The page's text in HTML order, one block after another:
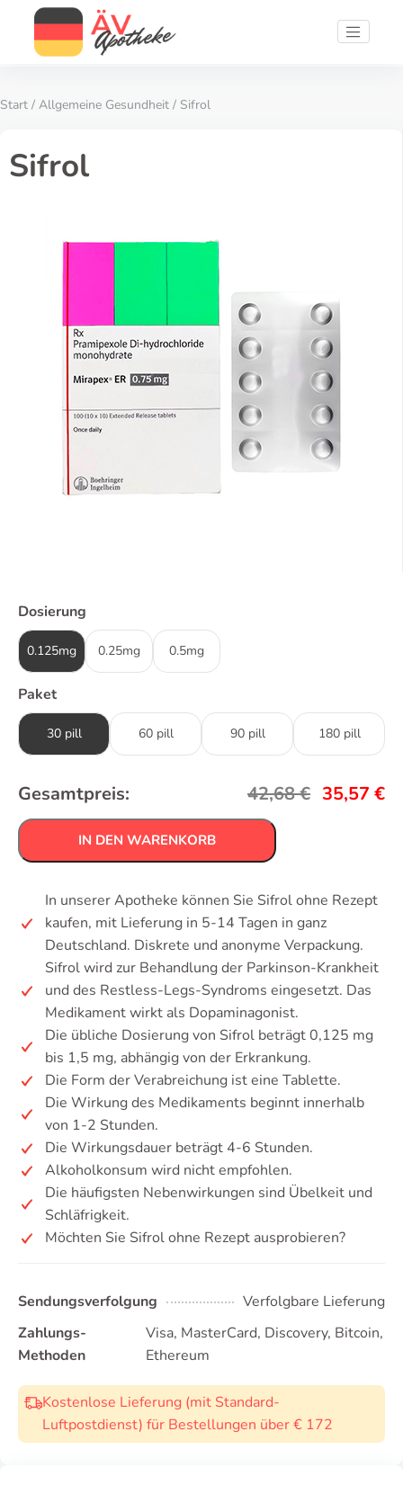
Start / Allgemeine Gesundheit / Sifrol
Sifrol
Dosierung
0.125mg 0.25mg 0.5mg
Paket
30 pill 60 pill 90 pill 180 pill
Gesamtpreis: 42,68€ 35,57 €
IN DEN WARENKORB
In unserer Apotheke können Sie Sifrol ohne Rezept
kaufen, mit Lieferung in 5-14 Tagen in ganz
Deutschland. Diskrete und anonyme Verpackung.
Sifrol wird zur Behandlung der Parkinson-Krankheit
und des Restless-Legs-Syndroms eingesetzt. Das
Medikament wirkt als Dopaminagonist.
Die übliche Dosierung von Sifrol beträgt 0,125 mg
bis 1,5 mg, abhängig von der Erkrankung.
Die Form der Verabreichung ist eine Tablette.
Die Wirkung des Medikaments beginnt innerhalb
von 1-2 Stunden.
Die Wirkungsdauer beträgt 4-6 Stunden.
Alkoholkonsum wird nicht empfohlen.
Die häufigsten Nebenwirkungen sind Übelkeit und
Schläfrigkeit.
Möchten Sie Sifrol ohne Rezept ausprobieren?
Sendungsverfolgung
Verfolgbare Lieferung
Zahlungs-
Methoden
Visa, MasterCard, Discovery, Bitcoin,
Ethereum
Kostenlose Lieferung (mit Standard-
Luftpostdienst) für Bestellungen über € 172